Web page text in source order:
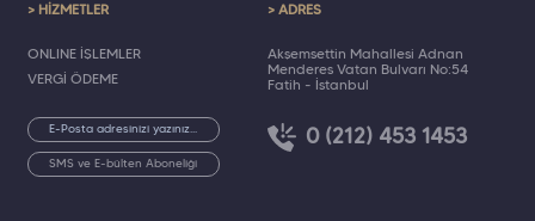
> HİZMETLER
ONLINE İŞLEMLER
VERGİ ÖDEME
SMS ve E-bülten Aboneliği
> ADRES
Akşemsettin Mahallesi Adnan
Menderes Vatan Bulvarı No:54
Fatih - İstanbul
0 (212) 453 1453